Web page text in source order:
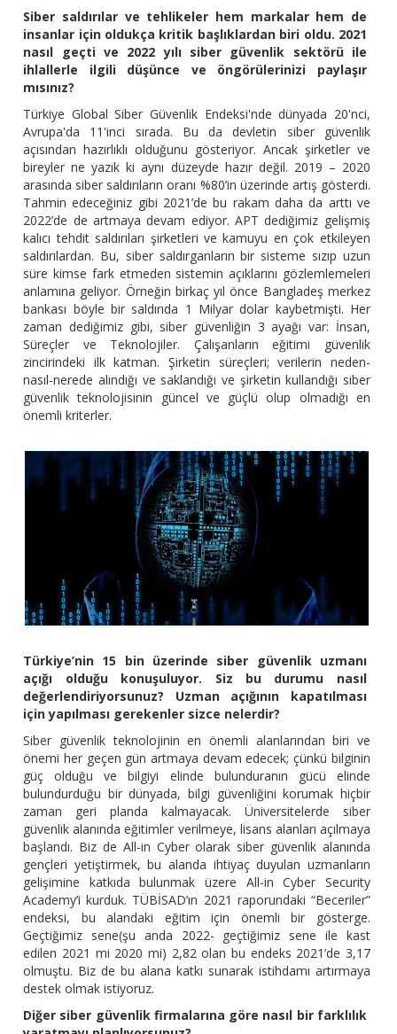
Siber saldırılar ve tehlikeler hem markalar hem de
insanlar için oldukça kritik başlıklardan biri oldu. 2021
nasıl geçti ve 2022 yılı siber güvenlik sektörü ile
ihlallerle ilgili düşünce ve öngörülerinizi paylaşır
mısınız?
Türkiye Global Siber Güvenlik Endeksi'nde dünyada 20'nci,
Avrupa'da 11'inci sırada. Bu da devletin siber güvenlik
açısından hazırlıklı olduğunu gösteriyor. Ancak şirketler ve
bireyler ne yazık ki aynı düzeyde hazır değil. 2019 – 2020
arasında siber saldırıların oranı %80’in üzerinde artış gösterdi.
Tahmin edeceğiniz gibi 2021’de bu rakam daha da arttı ve
2022’de de artmaya devam ediyor. APT dediğimiz gelişmiş
kalıcı tehdit saldırıları şirketleri ve kamuyu en çok etkileyen
saldırılardan. Bu, siber saldırganların bir sisteme sızıp uzun
süre kimse fark etmeden sistemin açıklarını gözlemlemeleri
anlamına geliyor. Örneğin birkaç yıl önce Bangladeş merkez
bankası böyle bir saldırıda 1 Milyar dolar kaybetmişti. Her
zaman dediğimiz gibi, siber güvenliğin 3 ayağı var: İnsan,
Süreçler ve Teknolojiler. Çalışanların eğitimi güvenlik
zincirindeki ilk katman. Şirketin süreçleri; verilerin neden-
nasıl-nerede alındığı ve saklandığı ve şirketin kullandığı siber
güvenlik teknolojisinin güncel ve güçlü olup olmadığı en
önemli kriterler.
Türkiye’nin 15 bin üzerinde siber güvenlik uzmanı
açığı olduğu konuşuluyor. Siz bu durumu nasıl
değerlendiriyorsunuz? Uzman açığının kapatılması
için yapılması gerekenler sizce nelerdir?
Siber güvenlik teknolojinin en önemli alanlarından biri ve
önemi her geçen gün artmaya devam edecek; çünkü bilginin
güç olduğu ve bilgiyi elinde bulunduranın gücü elinde
bulundurduğu bir dünyada, bilgi güvenliğini korumak hiçbir
zaman geri planda kalmayacak. Üniversitelerde siber
güvenlik alanında eğitimler verilmeye, lisans alanları açılmaya
başlandı. Biz de All-in Cyber olarak siber güvenlik alanında
gençleri yetiştirmek, bu alanda ihtiyaç duyulan uzmanların
gelişimine katkıda bulunmak üzere All-in Cyber Security
Academy’i kurduk. TÜBİSAD’ın 2021 raporundaki “Beceriler”
endeksi, bu alandaki eğitim için önemli bir gösterge.
Geçtiğimiz sene(şu anda 2022- geçtiğimiz sene ile kast
edilen 2021 mi 2020 mi) 2,82 olan bu endeks 2021’de 3,17
olmuştu. Biz de bu alana katkı sunarak istihdamı artırmaya
destek olmak istiyoruz.
Diğer siber güvenlik firmalarına göre nasıl bir farklılık